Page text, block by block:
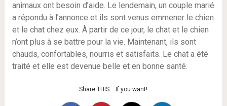
animaux ont besoin d’aide. Le lendemain, un couple marié
a répondu à l’annonce et ils sont venus emmener le chien
et le chat chez eux. À partir de ce jour, le chat et le chien
n’ont plus à se battre pour la vie. Maintenant, ils sont
chauds, confortables, nourris et satisfaits. Le chat a été
traité et elle est devenue belle et en bonne santé.
Share THIS… If you want!